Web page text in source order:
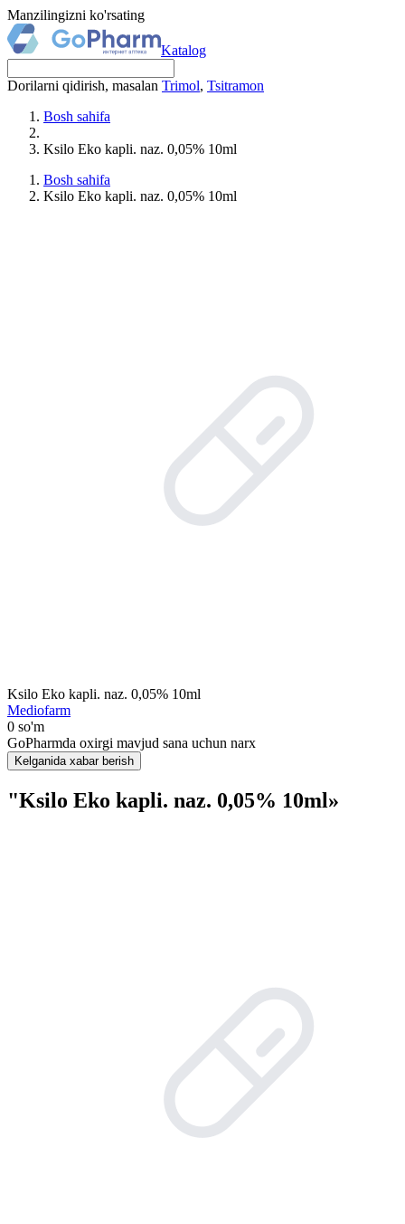
Manzilingizni ko'rsating
Katalog
Dorilarni qidirish, masalan Trimol, Tsitramon
Bosh sahifa
Ksilo Eko kapli. naz. 0,05% 10ml
Bosh sahifa
Ksilo Eko kapli. naz. 0,05% 10ml
Ksilo Eko kapli. naz. 0,05% 10ml
Mediofarm
0 so'm
GoPharmda oxirgi mavjud sana uchun narx
Kelganida xabar berish
"Ksilo Eko kapli. naz. 0,05% 10ml»